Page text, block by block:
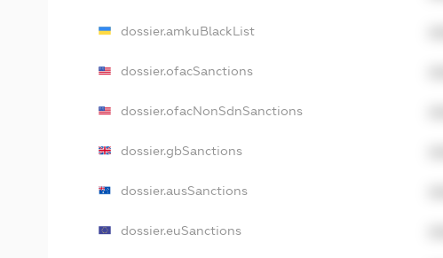
dossier.amkuBlackList
dossier.ofacSanctions
dossier.ofacNonSdnSanctions
dossier.gbSanctions
dossier.ausSanctions
dossier.euSanctions